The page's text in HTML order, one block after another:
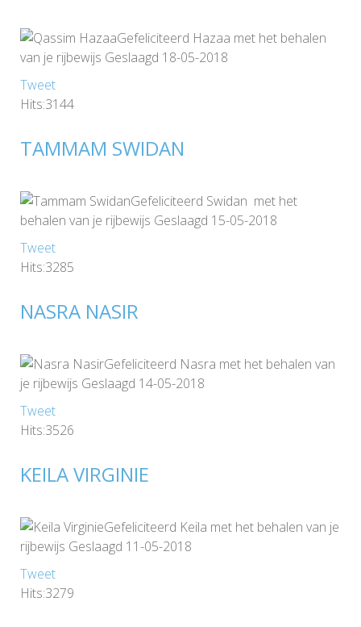
Gefeliciteerd Hazaa met het behalen
van je rijbewijs Geslaagd 18-05-2018
Tweet
Hits:3144
TAMMAM SWIDAN
Gefeliciteerd Swidan met het
behalen van je rijbewijs Geslaagd 15-05-2018
Tweet
Hits:3285
NASRA NASIR
Gefeliciteerd Nasra met het behalen van
je rijbewijs Geslaagd 14-05-2018
Tweet
Hits:3526
KEILA VIRGINIE
Gefeliciteerd Keila met het behalen van je
rijbewijs Geslaagd 11-05-2018
Tweet
Hits:3279